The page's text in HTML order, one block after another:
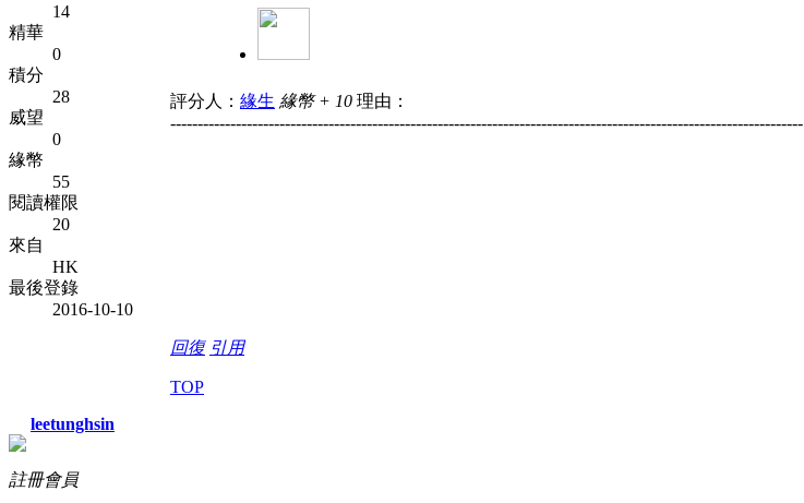
14
精華
0
積分
28
威望
0
緣幣
55
閱讀權限
20
來自
HK
最後登錄
2016-10-10
評分人： 緣生 緣幣 + 10 理由：
--------------------------------------------------------------------------------------------------------------------
回復 引用
TOP
leetunghsin
註冊會員